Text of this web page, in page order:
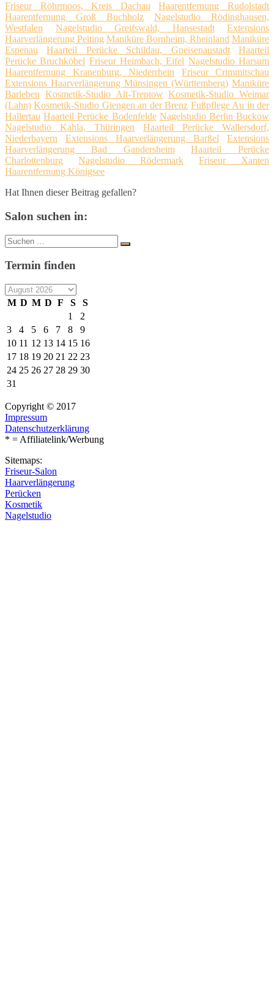
Friseur Röhrmoos, Kreis Dachau
Haarentfernung Rudolstadt
Haarentfernung Groß Buchholz
Nagelstudio Rödinghausen,
Westfalen
Nagelstudio Greifswald, Hansestadt
Extensions
Haarverlängerung Peiting Maniküre Bornheim, Rheinland Maniküre
Espenau
Haarteil Perücke Schildau, Gneisenaustadt
Haarteil
Perücke Bruchköbel Friseur Heimbach, Eifel Nagelstudio Harsum
Haarentfernung Kranenburg, Niederrhein
Friseur Crimmitschau
Extensions Haarverlängerung Münsingen (Württemberg) Maniküre
Barleben Kosmetik-Studio Alt-Treptow Kosmetik-Studio Weimar
(Lahn) Kosmetik-Studio Giengen an der Brenz Fußpflege Au in der
Hallertau Haarteil Perücke Bodenfelde Nagelstudio Berlin Buckow
Nagelstudio Kahla, Thüringen
Haarteil Perücke Wallersdorf,
Niederbayern
Extensions Haarverlängerung Barßel
Extensions
Haarverlängerung Bad Gandersheim
Haarteil Perücke
Charlottenburg
Nagelstudio Rödermark
Friseur Xanten
Haarentfernung Königsee
Hat Ihnen dieser Beitrag gefallen?
Salon suchen in:
Suche
nach:
Suchen
Termin finden
M D M D F S
S
1
2
3
4 5 6 7 8
9
10 11 12 13 14 15 16
17 18 19 20 21 22 23
24 25 26 27 28 29 30
31
Copyright © 2017
Impressum
Datenschutzerklärung
* = Affiliatelink/Werbung
Sitemaps:
Friseur-Salon
Haarverlängerung
Perücken
Kosmetik
Nagelstudio